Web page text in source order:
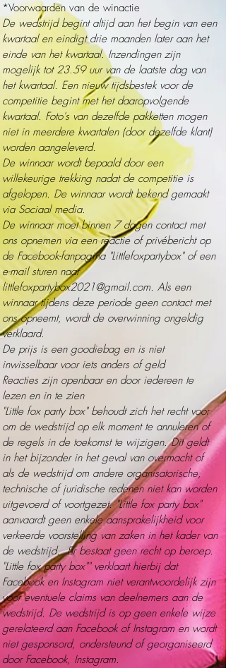
*Voorwaarden van de winactie
De wedstrijd begint altijd aan het begin van een
kwartaal en eindigt drie maanden later aan het
einde van het kwartaal. Inzendingen zijn
mogelijk tot 23.59 uur van de laatste dag van
het kwartaal. Een nieuw tijdsbestek voor de
competitie begint met het daaropvolgende
kwartaal. Foto's van dezelfde pakketten mogen
niet in meerdere kwartalen (door dezelfde klant)
worden aangeleverd.
De winnaar wordt bepaald door een
willekeurige trekking nadat de competitie is
afgelopen. De winnaar wordt bekend gemaakt
via Sociaal media.
De winnaar moet binnen 7 dagen contact met
ons opnemen via een reactie of privébericht op
de Facebook-fanpagina "Littlefoxpartybox" of een
e-mail sturen naar
littlefoxpartybox2021@gmail.com. Als een
winnaar tijdens deze periode geen contact met
ons opneemt, wordt de overwinning ongeldig
verklaard.
De prijs is een goodiebag en is niet
inwisselbaar voor iets anders of geld
Reacties zijn openbaar en door iedereen te
lezen en in te zien
"Little fox party box" behoudt zich het recht voor
om de wedstrijd op elk moment te annuleren of
de regels in de toekomst te wijzigen. Dit geldt
in het bijzonder in het geval van overmacht of
als de wedstrijd om andere organisatorische,
technische of juridische redenen niet kan worden
uitgevoerd of voortgezet. "Little fox party box"
aanvaardt geen enkele aansprakelijkheid voor
verkeerde voorstelling van zaken in het kader van
de wedstrijd. Er bestaat geen recht op beroep.
"Little fox party box"" verklaart hierbij dat
Facebook en Instagram niet verantwoordelijk zijn
voor eventuele claims van deelnemers aan de
wedstrijd. De wedstrijd is op geen enkele wijze
gerelateerd aan Facebook of Instagram en wordt
niet gesponsord, ondersteund of georganiseerd
door Facebook, Instagram.